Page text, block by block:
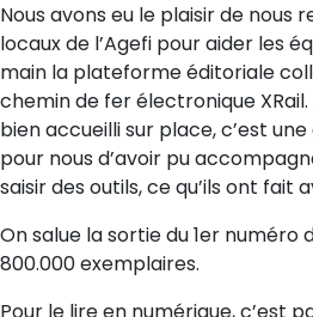
Nous avons eu le plaisir de nous
locaux de l’Agefi pour aider les
main la plateforme éditoriale
chemin de fer électronique
bien accueilli sur place, c’est
pour nous d’avoir pu
saisir des outils, ce qu’ils ont fait
On salue la sortie du 1er numéro
800.000 exemplaires.